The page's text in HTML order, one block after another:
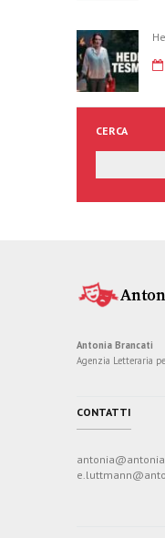
CERCA
Antonia Brancati
Agenzia Letteraria
CONTATTI